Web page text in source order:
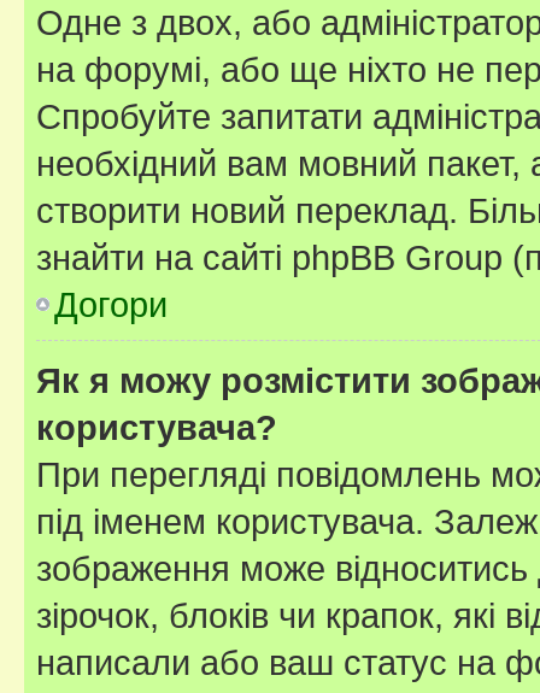
Одне з двох, або
на форумі, або ще ніхто не
Спробуйте запитати
необхідний вам мовний
створити новий переклад.
знайти на сайті phpBB Group
Догори
Як я можу розмістити
користувача?
При перегляді повідомлень
під іменем користувача.
зображення може відноситись
зірочок, блоків чи крапок, які
написали або ваш статус на